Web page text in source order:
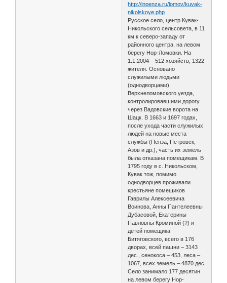
http://inpenza.ru/lomov/kuvak-
nikolskoye.php
Русское село, центр Кувак-
Никольского сельсовета, в 11
км к северо-западу от
районного центра, на левом
берегу Нор-Ломовки. На
1.1.2004 – 512 хозяйств, 1322
жителя. Основано
служилыми людьми
(однодворцами)
Верхнеломовского уезда,
контролировавшими дорогу
через Вадовские ворота на
Шацк. В 1663 и 1697 годах,
после ухода части служилых
людей на новые места
службы (Пенза, Петровск,
Азов и др.), часть их земель
была отказана помещикам. В
1795 году в с. Никольском,
Кувак тож, помимо
однодворцев проживали
крестьяне помещиков
Гаврилы Алексеевича
Воинова, Анны Пантелеевны
Дубасовой, Екатерины
Павловны Кроминой (?) и
детей помещика
Битяговского, всего в 176
дворах, всей пашни – 3143
дес., сенокоса – 453, леса –
1067, всех земель – 4870 дес.
Село занимало 177 десятин
на левом берегу Нор-